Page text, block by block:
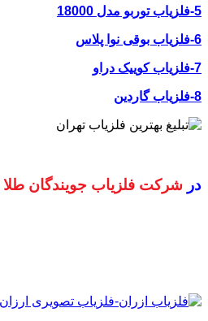
5-فلزیاب توربو مدل 18000
6-فلزیاب بوقی نوا پلاس
7-فلزیاب کوییک دراو
8-فلزیاب گاردین
در شرکت فلزیاب جویندگان طلا